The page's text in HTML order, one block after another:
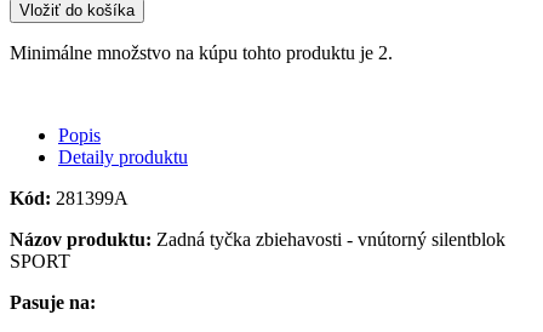
Vložiť do košíka
Minimálne množstvo na kúpu tohto produktu je 2.
Popis
Detaily produktu
Kód: 281399A
Názov produktu: Zadná tyčka zbiehavosti - vnútorný silentblok
SPORT
Pasuje na: